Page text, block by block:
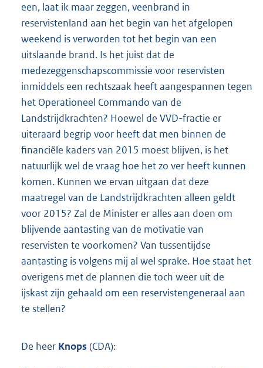
een, laat ik maar zeggen, veenbrand in
reservistenland aan het begin van het afgelopen
weekend is verworden tot het begin van een
uitslaande brand. Is het juist dat de
medezeggenschapscommissie voor reservisten
inmiddels een rechtszaak heeft aangespannen tegen
het Operationeel Commando van de
Landstrijdkrachten? Hoewel de VVD-fractie er
uiteraard begrip voor heeft dat men binnen de
financiële kaders van 2015 moest blijven, is het
natuurlijk wel de vraag hoe het zo ver heeft kunnen
komen. Kunnen we ervan uitgaan dat deze
maatregel van de Landstrijdkrachten alleen geldt
voor 2015? Zal de Minister er alles aan doen om
blijvende aantasting van de motivatie van
reservisten te voorkomen? Van tussentijdse
aantasting is volgens mij al wel sprake. Hoe staat het
overigens met de plannen die toch weer uit de
ijskast zijn gehaald om een reservistengeneraal aan
te stellen?
De heer Knops (CDA):